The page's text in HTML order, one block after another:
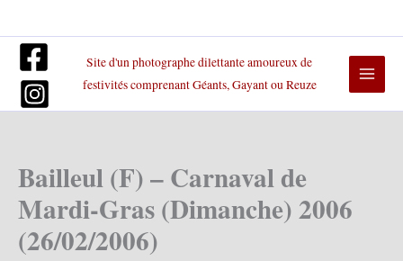
contenu
Site d'un photographe dilettante amoureux de
festivités comprenant Géants, Gayant ou Reuze
Bailleul (F) – Carnaval de
Mardi-Gras (Dimanche) 2006
(26/02/2006)